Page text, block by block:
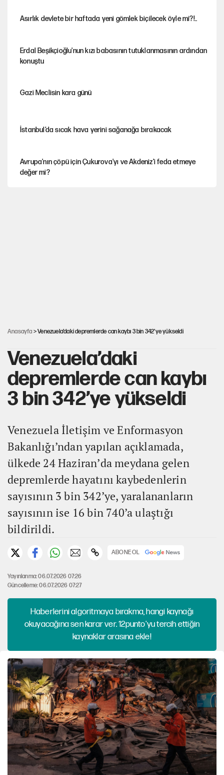
Asırlık devlete bir haftada yeni gömlek biçilecek öyle mi?!..
Erdal Beşikçioğlu'nun kızı babasının tutuklanmasının ardından
konuştu
Gazi Meclisin kara günü
İstanbul’da sıcak hava yerini sağanağa bırakacak
Avrupa'nın çöpü için Çukurova'yı ve Akdeniz'i feda etmeye
değer mi?
Anasayfa > Venezuela’daki depremlerde can kaybı 3 bin 342’ye yükseldi
Venezuela’daki
depremlerde can kaybı
3 bin 342’ye yükseldi
Venezuela İletişim ve Enformasyon
Bakanlığı’ndan yapılan açıklamada,
ülkede 24 Haziran’da meydana gelen
depremlerde hayatını kaybedenlerin
sayısının 3 bin 342’ye, yaralananların
sayısının ise 16 bin 740’a ulaştığı
bildirildi.
ABONE OL
Yayınlanma: 06.07.2026 07:26
Güncelleme: 06.07.2026 07:27
Haberlerini algoritmaya bırakma, hangi kaynağı
okuyacağına sen karar ver. 12punto'yu tercih ettiğin
kaynaklar arasına ekle!